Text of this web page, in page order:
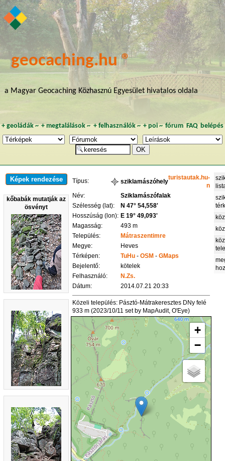
geocaching.hu ®
a Magyar Geocaching Közhasznú Egyesület hivatalos oldala
+ geoládák~ +megtalálások~ +felhasználók~ +poi~ fórum FAQ belépés
Képek rendezése
kőbabák mutatják az
ösvényt
Típus: sziklamászóhely
turistautak.hu-
n
Név:
Sziklamászófalak
Szélesség (lat):
N 47° 54,558'
Hosszúság (lon): E 19° 49,093'
Magasság:
493 m
Település:
Mátraszentimre
Megye:
Heves
Térképen:
TuHu -OSM -GMaps
Bejelentő:
kötelek
Felhasználó:
N.Zs.
Dátum:
2014.07.21 20:33
Közeli település: Pásztó-Mátrakeresztes DNy felé
933 m (2023/10/11 set by MapAudit, O'Eye)
+
−